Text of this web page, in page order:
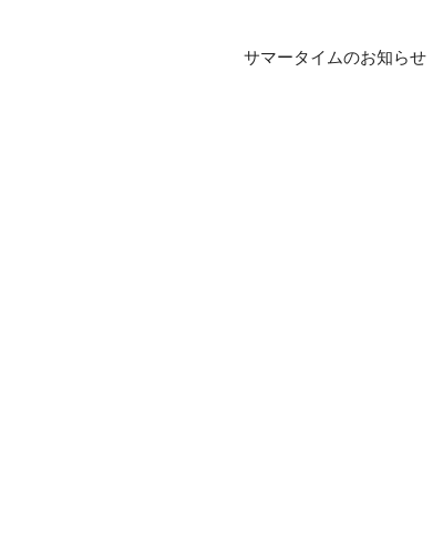
サマータイムのお知らせ